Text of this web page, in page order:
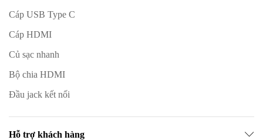
Cáp USB Type C
Cáp HDMI
Củ sạc nhanh
Bộ chia HDMI
Đầu jack kết nối
Hỗ trợ khách hàng